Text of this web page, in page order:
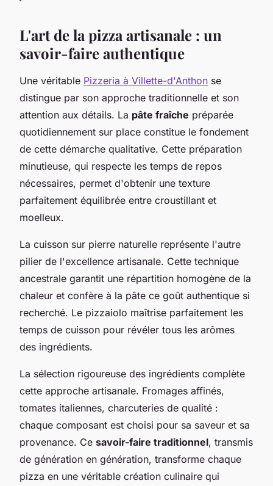
L'art de la pizza artisanale : un
savoir-faire authentique
Une véritable Pizzeria à Villette-d'Anthon se
distingue par son approche traditionnelle et son
attention aux détails. La pâte fraîche préparée
quotidiennement sur place constitue le fondement
de cette démarche qualitative. Cette préparation
minutieuse, qui respecte les temps de repos
nécessaires, permet d'obtenir une texture
parfaitement équilibrée entre croustillant et
moelleux.
La cuisson sur pierre naturelle représente l'autre
pilier de l'excellence artisanale. Cette technique
ancestrale garantit une répartition homogène de la
chaleur et confère à la pâte ce goût authentique si
recherché. Le pizzaiolo maîtrise parfaitement les
temps de cuisson pour révéler tous les arômes
des ingrédients.
La sélection rigoureuse des ingrédients complète
cette approche artisanale. Fromages affinés,
tomates italiennes, charcuteries de qualité :
chaque composant est choisi pour sa saveur et sa
provenance. Ce savoir-faire traditionnel, transmis
de génération en génération, transforme chaque
pizza en une véritable création culinaire qui